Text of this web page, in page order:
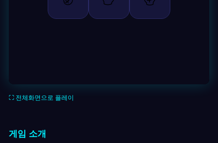
⛶ 전체화면으로 플레이
게임 소개